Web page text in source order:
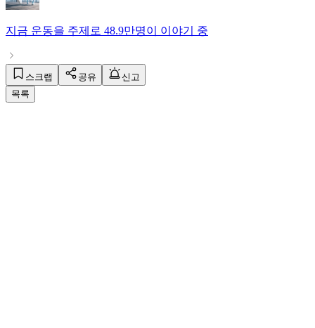
지금 운동을 주제로 48.9만명이 이야기 중
스크랩 공유
신고
목록